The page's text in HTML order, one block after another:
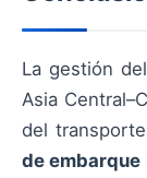
La gestión
Asia
del
de embarque